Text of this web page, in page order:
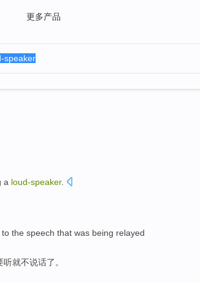
更多产品
a loud-speaker.
to the speech that was being relayed
听就不说话了。